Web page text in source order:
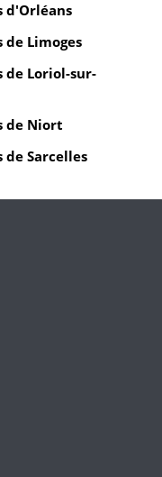
d'Orléans
Limoges
de Loriol-sur-
de Niort
Sarcelles